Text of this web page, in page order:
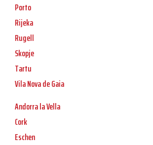
Porto
Rijeka
Rugell
Skopje
Tartu
Vila Nova de Gaia
Andorra la Vella
Cork
Eschen